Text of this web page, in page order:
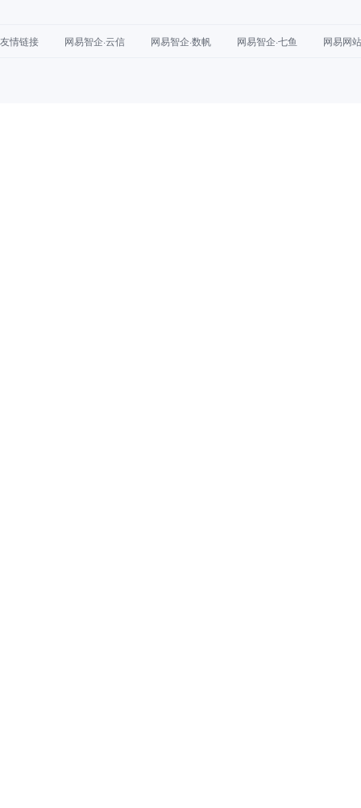
友情链接 网易智企·云信 网易智企·数帆 网易智企·七鱼 网易网